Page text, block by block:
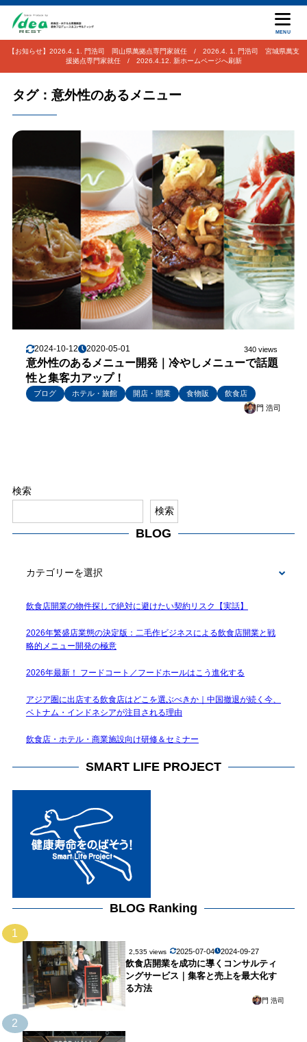
MENU
【お知らせ】2026.4. 1. 門浩司 岡山県萬拠点専門家就任 / 2026.4. 1. 門浩司 宮城県萬支
援拠点専門家就任 / 2026.4.12. 新ホームページへ刷新
タグ：意外性のあるメニュー
2024-10-12 2020-05-01 340 views
意外性のあるメニュー開発｜冷やしメニューで話題
性と集客力アップ！
ブログ ホテル・旅館 開店・開業 食物販
飲食店
門 浩司
検索
検索
BLOG
BLOG
飲食店開業の物件探しで絶対に避けたい契約リスク【実話】
2026年繁盛店業態の決定版：二毛作ビジネスによる飲食店開業と戦
略的メニュー開発の極意
2026年最新！ フードコート／フードホールはこう進化する
アジア圏に出店する飲食店はどこを選ぶべきか｜中国撤退が続く今、
ベトナム・インドネシアが注目される理由
飲食店・ホテル・商業施設向け研修＆セミナー
SMART LIFE PROJECT
BLOG Ranking
1
2,535 views 2025-07-04 2024-09-27
飲食店開業を成功に導くコンサルティ
ングサービス｜集客と売上を最大化す
る方法
門 浩司
2